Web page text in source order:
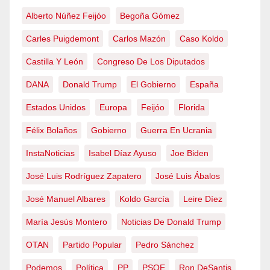
Alberto Núñez Feijóo Begoña Gómez
Carles Puigdemont Carlos Mazón Caso Koldo
Castilla Y León Congreso De Los Diputados
DANA Donald Trump El Gobierno España
Estados Unidos Europa Feijóo Florida
Félix Bolaños Gobierno Guerra En Ucrania
InstaNoticias Isabel Díaz Ayuso Joe Biden
José Luis Rodríguez Zapatero José Luis Ábalos
José Manuel Albares Koldo García Leire Díez
María Jesús Montero Noticias De Donald Trump
OTAN Partido Popular Pedro Sánchez
Podemos Política PP PSOE Ron DeSantis